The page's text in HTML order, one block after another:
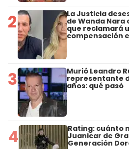
2 La Justicia
de Wanda Nara
que reclamará
compensación
3 Murió Leandro
representante
años: qué pasó
4 Rating: cuánto
Juanicar de
Generación